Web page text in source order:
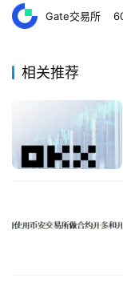
Gate交易所
相关推荐